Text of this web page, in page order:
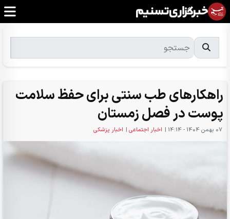
راهکارهای طب سنتی برای حفظ سلامت
پوست در فصل زمستان
07 بهمن 1404 - 14:14 | اخبار اجتماعی | اخبار پزشکی